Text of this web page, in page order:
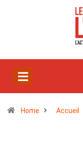
Home Accueil